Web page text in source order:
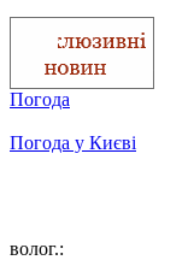
Погода
Погода у Києві
волог.: